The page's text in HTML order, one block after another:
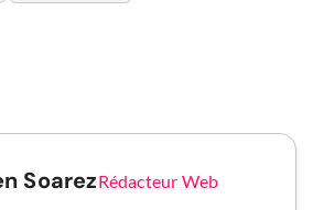
SoarezRédacteur Web